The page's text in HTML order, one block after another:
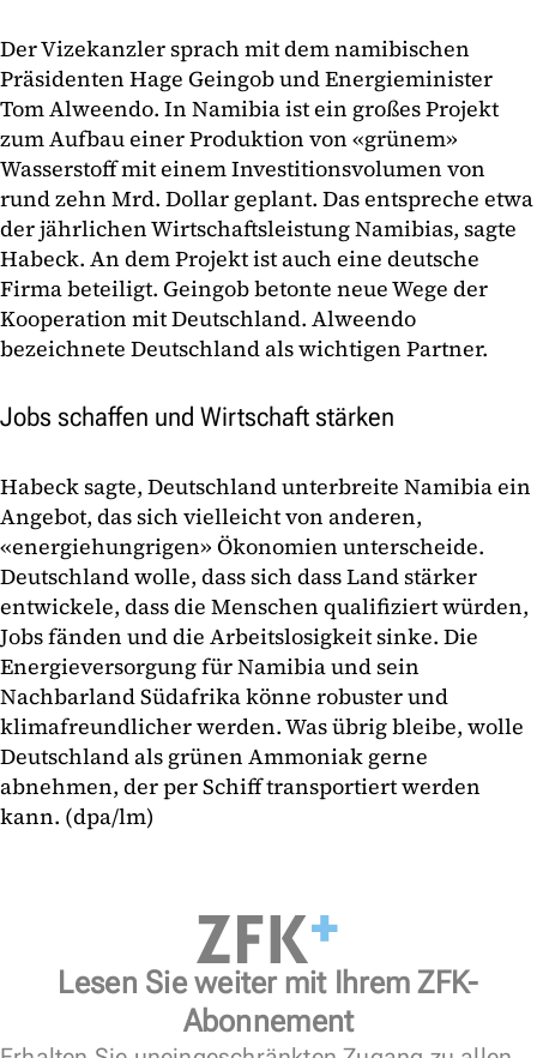
Der Vizekanzler sprach mit dem namibischen
Präsidenten Hage Geingob und Energieminister
Tom Alweendo. In Namibia ist ein großes Projekt
zum Aufbau einer Produktion von «grünem»
Wasserstoff mit einem Investitionsvolumen von
rund zehn Mrd. Dollar geplant. Das entspreche etwa
der jährlichen Wirtschaftsleistung Namibias, sagte
Habeck. An dem Projekt ist auch eine deutsche
Firma beteiligt. Geingob betonte neue Wege der
Kooperation mit Deutschland. Alweendo
bezeichnete Deutschland als wichtigen Partner.
Jobs schaffen und Wirtschaft stärken
Habeck sagte, Deutschland unterbreite Namibia ein
Angebot, das sich vielleicht von anderen,
«energiehungrigen» Ökonomien unterscheide.
Deutschland wolle, dass sich dass Land stärker
entwickele, dass die Menschen qualifiziert würden,
Jobs fänden und die Arbeitslosigkeit sinke. Die
Energieversorgung für Namibia und sein
Nachbarland Südafrika könne robuster und
klimafreundlicher werden. Was übrig bleibe, wolle
Deutschland als grünen Ammoniak gerne
abnehmen, der per Schiff transportiert werden
kann. (dpa/lm)
Lesen Sie weiter mit Ihrem ZFK-
Abonnement